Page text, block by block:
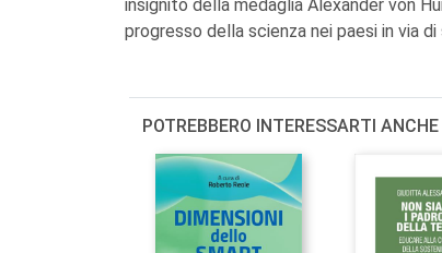
insignito della medaglia Alexander von
progresso della scienza nei paesi in via di
POTREBBERO INTERESSARTI ANCHE